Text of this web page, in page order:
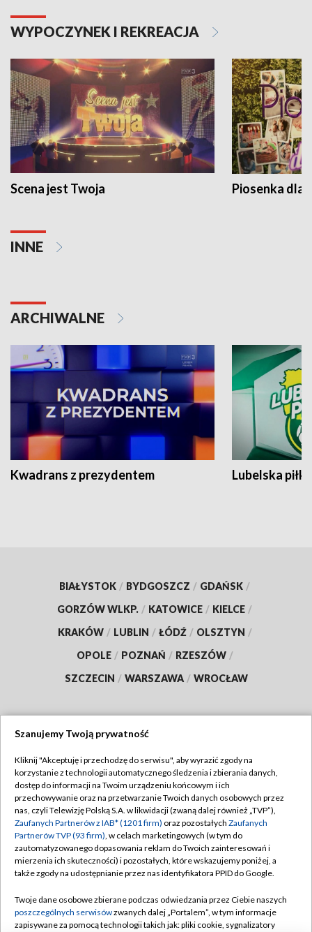
WYPOCZYNEK I REKREACJA
Scena jest Twoja Piosenka dla
INNE
ARCHIWALNE
Kwadrans z prezydentem Lubelska piłka
BIAŁYSTOK / BYDGOSZCZ / GDAŃSK /
GORZÓW WLKP. / KATOWICE / KIELCE /
KRAKÓW / LUBLIN / ŁÓDŹ / OLSZTYN /
OPOLE / POZNAŃ / RZESZÓW /
SZCZECIN / WARSZAWA / WROCŁAW
TVP
Abonament TVP
Emisja w TVP
Centrum informacji TVP
Naziemna Telewizja Cyfrowa
Rada Programowa
Regulamin TVP
Polityka prywatności
Moje zgody
Pomoc
Kontakt
Szanujemy Twoją prywatność
Kliknij "Akceptuję i przechodzę do serwisu", aby wyrazić zgody na
korzystanie z technologii automatycznego śledzenia i zbierania danych,
dostęp do informacji na Twoim urządzeniu końcowym i ich
przechowywanie oraz na przetwarzanie Twoich danych osobowych przez
nas, czyli Telewizję Polską S.A. w likwidacji (zwaną dalej również „TVP”),
Zaufanych Partnerów z IAB* (1201 firm) oraz pozostałych Zaufanych
Partnerów TVP (93 firm), w celach marketingowych (w tym do
zautomatyzowanego dopasowania reklam do Twoich zainteresowań i
mierzenia ich skuteczności) i pozostałych, które wskazujemy poniżej, a
także zgody na udostępnianie przez nas identyfikatora PPID do Google.
Twoje dane osobowe zbierane podczas odwiedzania przez Ciebie naszych
poszczególnych serwisówzwanych dalej „Portalem”, w tym informacje
zapisywane za pomocą technologii takich jak: pliki cookie, sygnalizatory